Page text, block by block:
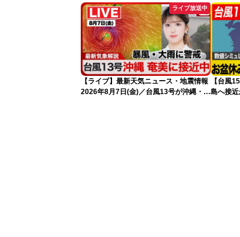
ライブ放送中
【ライブ】最新天気ニュース・地震情報
2026年8月7日(金)／台風13号が沖縄・奄
【台風
島へ接